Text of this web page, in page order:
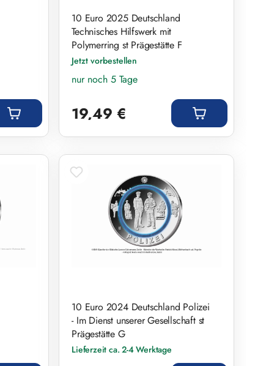
10 Euro 2025 Deutschland
Technisches Hilfswerk mit
Polymerring st Prägestätte F
Jetzt vorbestellen
nur noch 5 Tage
19,49 €
10 Euro 2024 Deutschland Polizei
- Im Dienst unserer Gesellschaft st
Prägestätte G
Lieferzeit ca. 2-4 Werktage